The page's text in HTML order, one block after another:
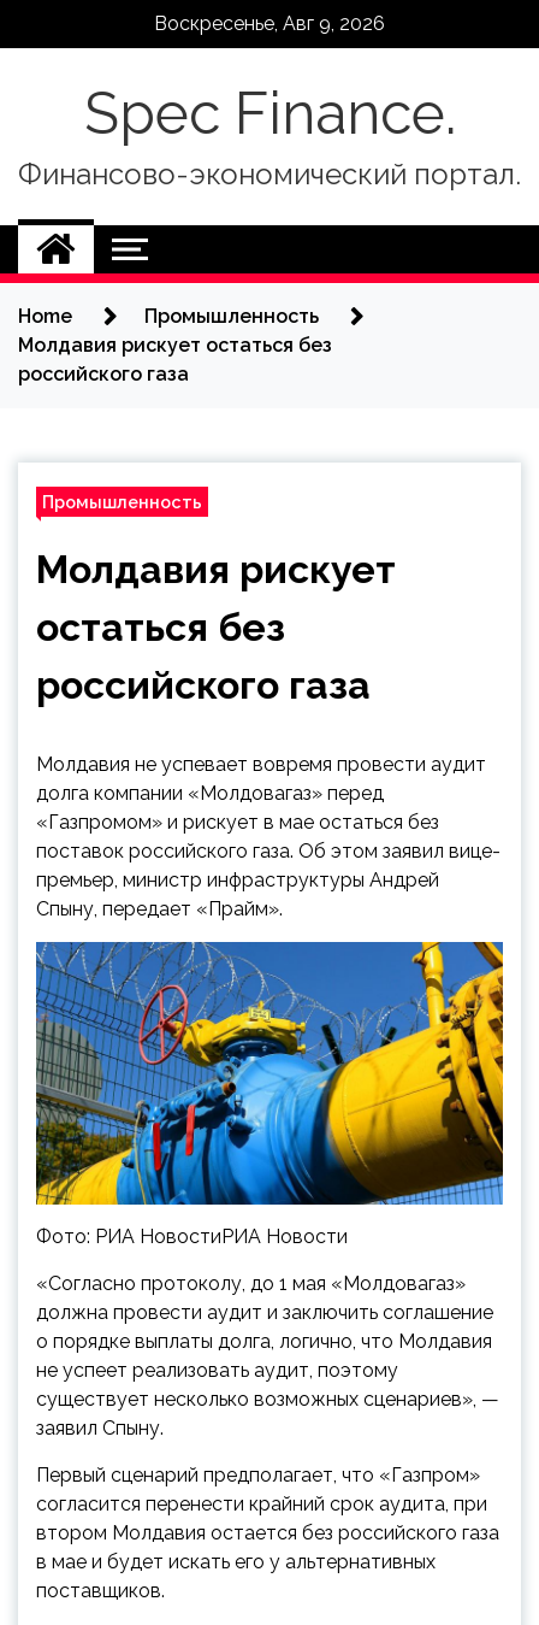
Воскресенье, Авг 9, 2026
Spec Finance.
Финансово-экономический портал.
Home
Промышленность
Молдавия рискует остаться без
российского газа
Промышленность
Молдавия рискует
остаться без
российского газа
Молдавия не успевает вовремя провести аудит
долга компании «Молдовагаз» перед
«Газпромом» и рискует в мае остаться без
поставок российского газа. Об этом заявил вице-
премьер, министр инфраструктуры Андрей
Спыну, передает «Прайм».
Фото: РИА НовостиРИА Новости
«Согласно протоколу, до 1 мая «Молдовагаз»
должна провести аудит и заключить соглашение
о порядке выплаты долга, логично, что Молдавия
не успеет реализовать аудит, поэтому
существует несколько возможных сценариев», —
заявил Спыну.
Первый сценарий предполагает, что «Газпром»
согласится перенести крайний срок аудита, при
втором Молдавия остается без российского газа
в мае и будет искать его у альтернативных
поставщиков.